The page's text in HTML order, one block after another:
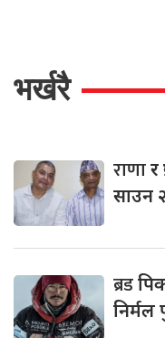
भर्खरै
राणार
साउन
ब्रड
निर्मल